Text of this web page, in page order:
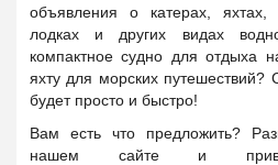
объявления о катерах, яхтах,
лодках и других видах
компактное судно для отдыха
яхту для морских
будет просто и быстро!
Вам есть что предложить?
нашем сайте и